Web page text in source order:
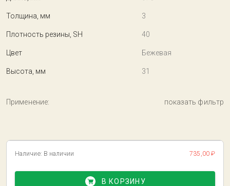
Толщина, мм 3
Плотность резины, SH 40
Цвет Бежевая
Высота, мм 31
Применение: показать фильтр
Наличие: В наличии 735,00 ₽
В КОРЗИНУ